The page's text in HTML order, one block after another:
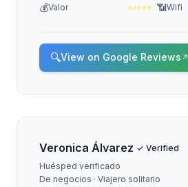
💰Valor ⭐⭐⭐⭐⭐ 📶Wifi
🔍View on Google Reviews ↗
Veronica Álvarez ✓ Verified
Huésped verificado
De negocios · Viajero solitario